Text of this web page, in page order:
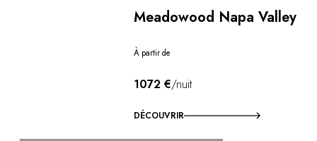
Meadowood Napa Valley
À partir de
1072 €/nuit
DÉCOUVRIR